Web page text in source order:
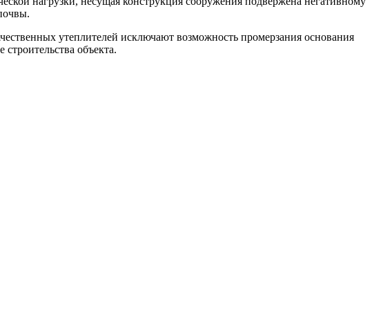
утеплителей исключают возможность промерзания основания
объекта.